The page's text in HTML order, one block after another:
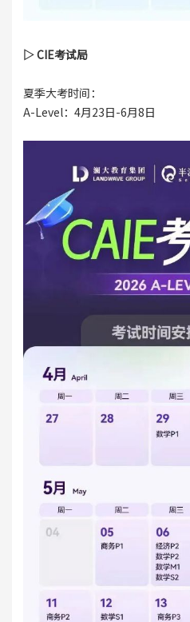
▷ CIE考试局
夏季大考时间：
A-Level：4月23日-6月8日